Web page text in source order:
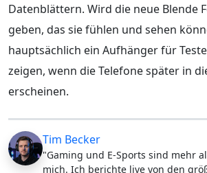
Datenblättern. Wird die neue Blende
geben, das sie fühlen und sehen
hauptsächlich ein Aufhänger für
zeigen, wenn die Telefone später in
erscheinen.
Tim Becker
"Gaming und E-Sports sind mehr
mich. Ich berichte live von den